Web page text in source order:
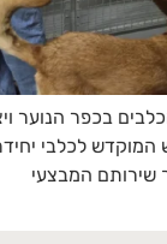
בכפר הנוער
המוקדש לכלבי
שירותם המבצעי